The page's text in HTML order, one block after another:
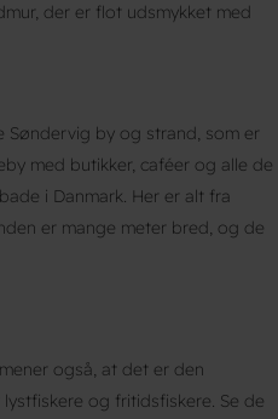
der er flot udsmykket med
by og strand, som er
med butikker, caféer og alle de
i Danmark. Her er alt fra
er mange meter bred, og de
også, at det er den
og fritidsfiskere. Se de